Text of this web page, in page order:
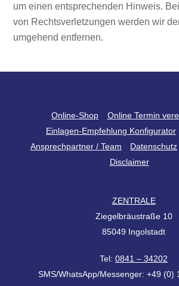
um einen entsprechenden Hinweis.
von Rechtsverletzungen werden wir
umgehend entfernen.
Top
Online-Shop
Online Termin
Einlagen-Empfehlung Konfigurator
Ansprechpartner / Team
Datenschutz
Disclaimer
ZENTRALE
Ziegelbräustraße 10
85049 Ingolstadt
Tel: 0841 – 34202
SMS/WhatsApp/Messenger: +49 (0)